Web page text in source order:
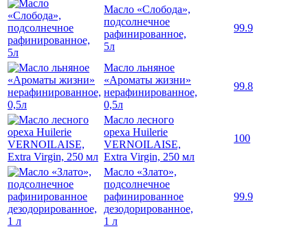
Масло «Слобода»,
подсолнечное
рафинированное,
5л
99.9
Масло льняное
«Ароматы жизни»
нерафинированное,
0,5л
99.8
Масло лесного
ореха Huilerie
VERNOILAISE,
Extra Virgin, 250 мл
100
Масло «Злато»,
подсолнечное
рафинированное
дезодорированное,
1 л
99.9